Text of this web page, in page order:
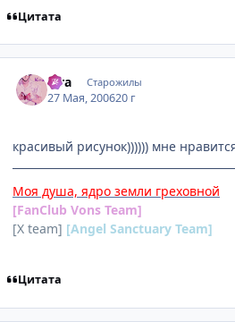
Цитата
kira Старожилы
27 Мая, 200620 г
красивый рисунок)))))) мне
Моя душа, ядро земли греховной
[FanClub Vons Team]
[X team] [Angel Sanctuary Team]
Цитата